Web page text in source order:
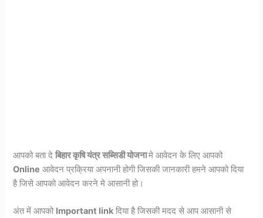
आपको बता देबिहार कृषि यंत्र सब्सिडी योजनामे आवेदन के लिए आपको
Online आवेदन प्रक्रिया अपनानी होगी जिसकी जानकारी हमने आपको दिया
है जिसे आपको आवेदन करने मे आसानी हो।
अंत में आपको Important link दिया है जिसकी मदद से आप आसानी से